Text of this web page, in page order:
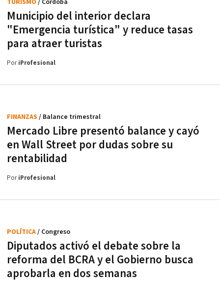
Municipio del interior declara
"Emergencia turística" y reduce tasas
para atraer turistas
TURISMO / Córdoba
PoriProfesional
Mercado Libre presentó balance y cayó
en Wall Street por dudas sobre su
rentabilidad
FINANZAS / Balance trimestral
PoriProfesional
Diputados activó el debate sobre la
reforma del BCRA y el Gobierno busca
aprobarla en dos semanas
POLÍTICA/ Congreso